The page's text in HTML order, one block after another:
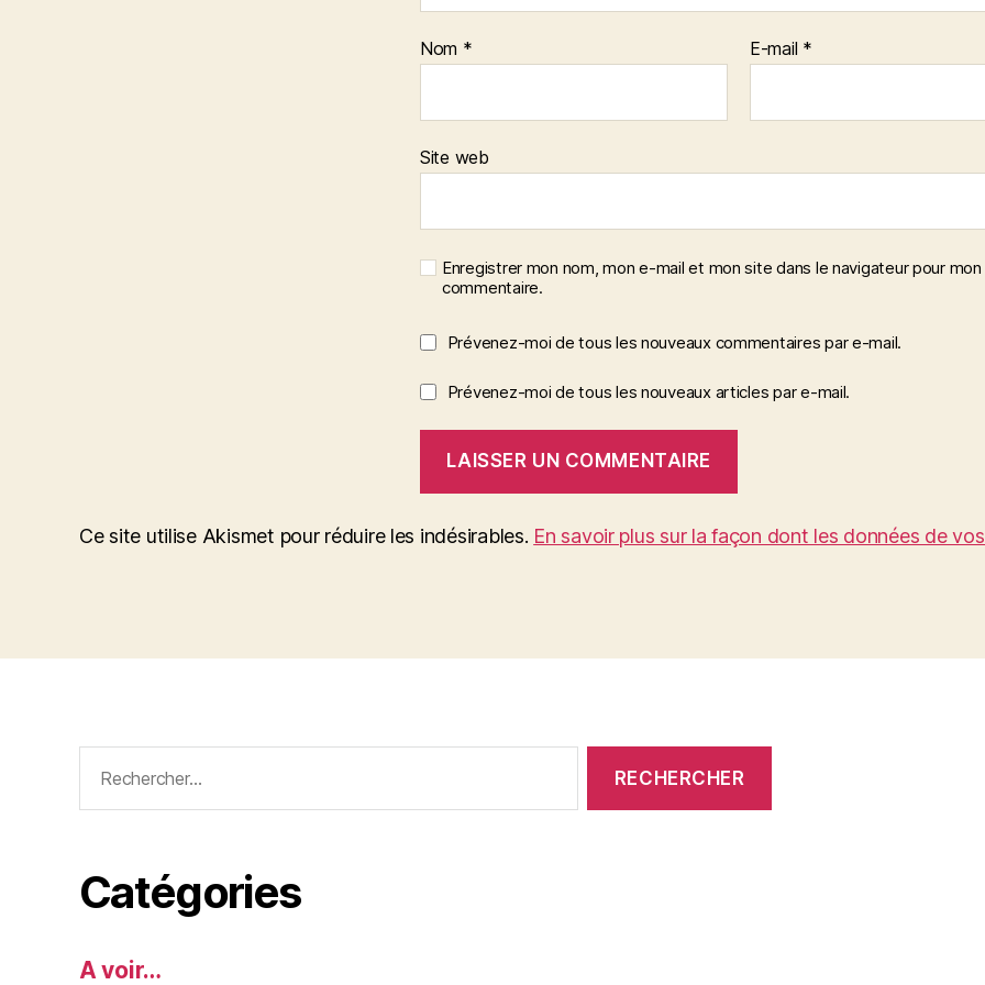
Nom * E-mail *
Site web
Enregistrer mon nom, mon e-mail et mon site dans le navigateur pour mon
commentaire.
Prévenez-moi de tous les nouveaux commentaires par e-mail.
Prévenez-moi de tous les nouveaux articles par e-mail.
Ce site utilise Akismet pour réduire les indésirables. En savoir plus sur la façon dont les données de
Catégories
A voir…